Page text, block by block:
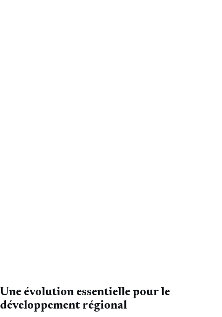
Une évolution essentielle pour le
développement régional